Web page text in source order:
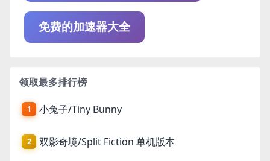
免费的加速器大全
领取最多排行榜
1 小兔子/Tiny Bunny
2 双影奇境/Split Fiction 单机版本